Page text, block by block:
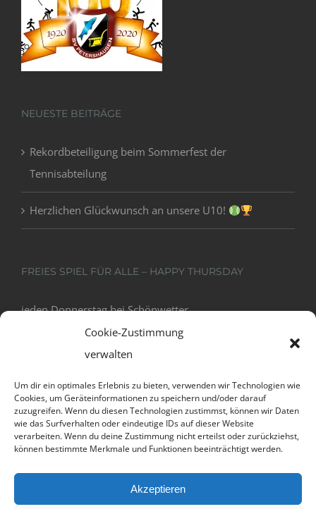
Cookie-Zustimmung
verwalten
Um dir ein optimales Erlebnis zu bieten, verwenden wir Technologien wie
Cookies, um Geräteinformationen zu speichern und/oder darauf
zuzugreifen. Wenn du diesen Technologien zustimmst, können wir Daten
wie das Surfverhalten oder eindeutige IDs auf dieser Website
verarbeiten. Wenn du deine Zustimmung nicht erteilst oder zurückziehst,
können bestimmte Merkmale und Funktionen beeinträchtigt werden.
Akzeptieren
NEUESTE BEITRÄGE
Rekordbeteiligung beim Sommerfest der
Tennisabteilung
Herzlichen Glückwunsch an unsere U10!
FREIES SPIEL FÜR ALLE – HAPPY THURSDAY
jeden Donnerstag bei Schönwetter
18:00 - 20:00
Datenschutz und Cookies: Diese Website verwendet Cookies. Wenn du